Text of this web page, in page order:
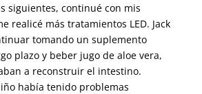
siguientes, continué con mis
realicé más tratamientos LED. Jack
tomando un suplemento
plazo y beber jugo de aloe vera,
a reconstruir el intestino.
había tenido problemas